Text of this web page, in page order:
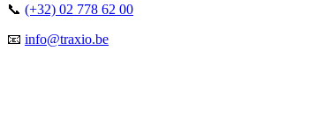
📞 (+32) 02 778 62 00
📧 info@traxio.be